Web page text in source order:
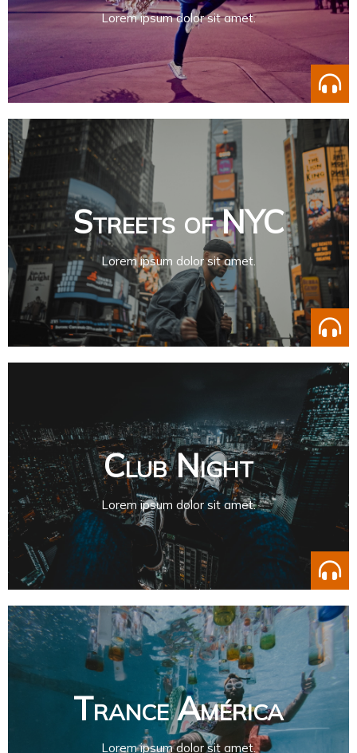
Lorem ipsum dolor sit amet.
Streets of NYC
Lorem ipsum dolor sit amet.
Club Night
Lorem ipsum dolor sit amet.
Trance América
Lorem ipsum dolor sit amet.